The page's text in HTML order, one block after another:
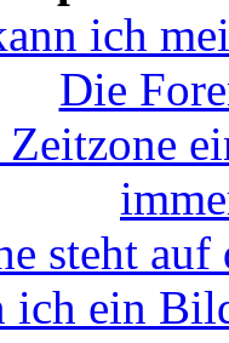
ich
Die
steht
ich ein